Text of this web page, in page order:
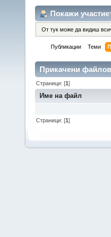
Покажи
От тук може да видиш
Публикации Теми
Прикачени
Страници: [1]
Име на файл
Страници: [1]